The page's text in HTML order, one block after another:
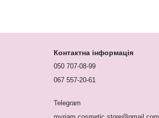
Контактна інформація
050 707-08-99
067 557-20-61
Telegram